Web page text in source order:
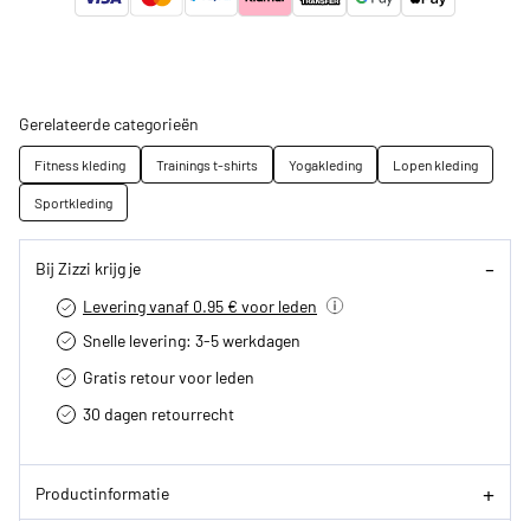
Gerelateerde categorieën
Fitness kleding Trainings t-shirts Yogakleding
Lopen kleding
Sportkleding
Bij Zizzi krijg je
Levering vanaf 0.95 € voor leden
Snelle levering: 3-5 werkdagen
Gratis retour voor leden
30 dagen retourrecht­
Productinformatie